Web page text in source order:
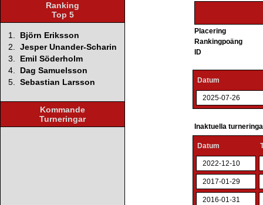
Ranking
Top 5
1.
Björn Eriksson
2. Jesper Unander-Scharin
3.
Emil Söderholm
4.
Dag Samuelsson
5. Sebastian Larsson
Kommande
Turneringar
Placering
Rankingpoäng
ID
Datum
2025-07-26
Inaktuella
Datum
2022-12-10
2017-01-29
2016-01-31